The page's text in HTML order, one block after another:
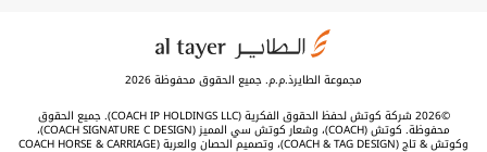
مجموعة الطايرذ.م.م. جميع الحقوق محفوظة 2026
©2026 شركة كوتش لحفظ الحقوق الفكرية (COACH IP HOLDINGS LLC). جميع الحقوق
محفوظة. كوتش (COACH)، وشعار كوتش سي المميز (COACH SIGNATURE C DESIGN)،
وكوتش & تاج (COACH & TAG DESIGN)، وتصميم الحصان والعربة (COACH HORSE & CARRIAGE